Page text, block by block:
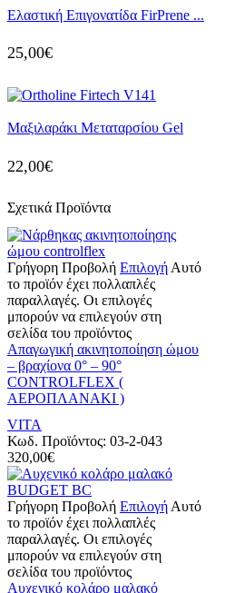
Ελαστική Επιγονατίδα FirPrene ...
25,00€
Μαξιλαράκι Μεταταρσίου Gel
22,00€
Σχετικά Προϊόντα
Γρήγορη Προβολή Επιλογή Αυτό
το προϊόν έχει πολλαπλές
παραλλαγές. Οι επιλογές
μπορούν να επιλεγούν στη
σελίδα του προϊόντος
Απαγωγική ακινητοποίηση ώμου
– βραχίονα 0° – 90°
CONTROLFLEX (
ΑΕΡΟΠΛΑΝΑΚΙ )
VITA
Κωδ. Προϊόντος: 03-2-043
320,00€
Γρήγορη Προβολή Επιλογή Αυτό
το προϊόν έχει πολλαπλές
παραλλαγές. Οι επιλογές
μπορούν να επιλεγούν στη
σελίδα του προϊόντος
Αυχενικό κολάρο μαλακό